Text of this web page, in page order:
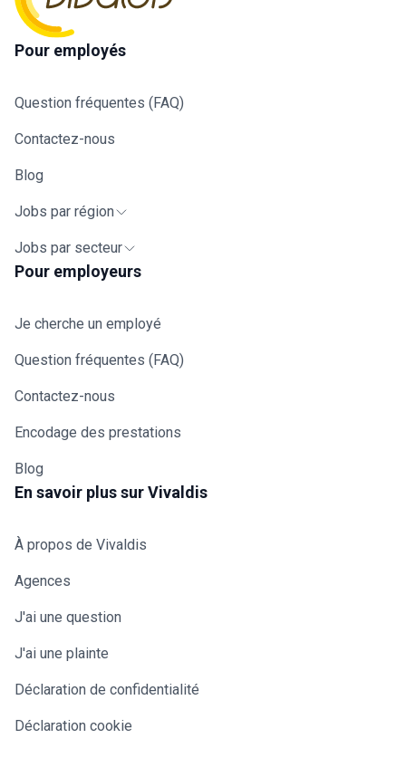
Pour employés
Question fréquentes (FAQ)
Contactez-nous
Blog
Jobs par région
Jobs par secteur
Pour employeurs
Je cherche un employé
Question fréquentes (FAQ)
Contactez-nous
Encodage des prestations
Blog
En savoir plus sur Vivaldis
À propos de Vivaldis
Agences
J'ai une question
J'ai une plainte
Déclaration de confidentialité
Déclaration cookie